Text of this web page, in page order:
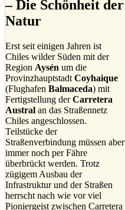
– Die Schönheit der
Natur
Erst seit einigen Jahren ist
Chiles wilder Süden mit der
Region Aysén um die
Provinzhauptstadt Coyhaique
(Flughafen Balmaceda) mit
Fertigstellung derCarretera
Austral an das Straßennetz
Chiles angeschlossen.
Teilstücke der
Straßenverbindung müssen aber
immer noch per Fähre
überbrückt werden. Trotz
zügigem Ausbau der
Infrastruktur und der Straßen
herrscht nach wie vor viel
Pioniergeist zwischen Carretera